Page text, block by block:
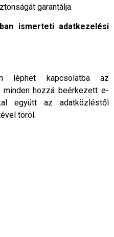
garantálja.
ismerteti adatkezelési
léphet kapcsolatba az
hozzá beérkezett e-
együtt az adatközléstől
töröl.